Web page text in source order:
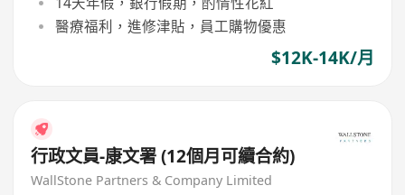
醫療福利，進修津貼，員工購物優惠
$12K-14K/月
行政文員-康文署 (12個月可續合約)
WallStone Partners & Company Limited